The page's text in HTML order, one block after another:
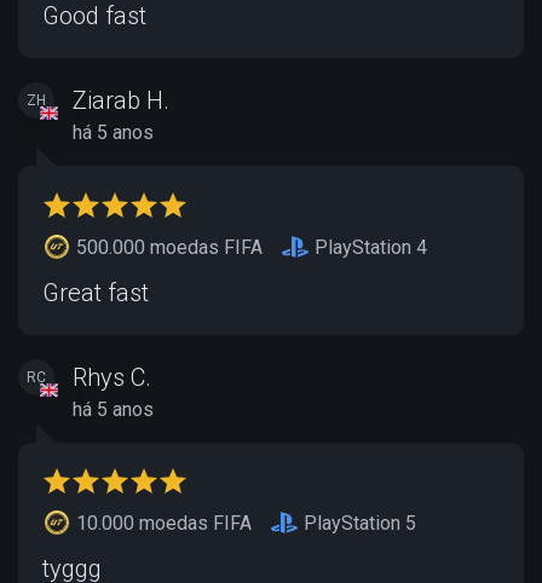
Good fast
ZH Ziarab H.
há 5 anos
500.000 moedas FIFA PlayStation 4
Great fast
RC Rhys C.
há 5 anos
10.000 moedas FIFA PlayStation 5
tyggg